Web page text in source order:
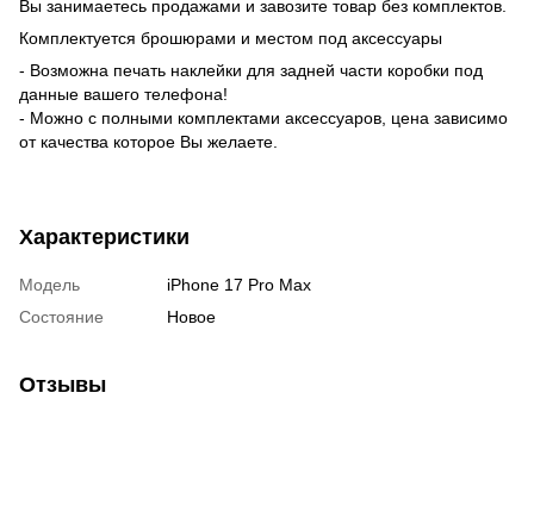
Вы занимаетесь продажами и завозите товар без комплектов.
Комплектуется брошюрами и местом под аксессуары
- Возможна печать наклейки для задней части коробки под
данные вашего телефона!
- Можно с полными комплектами аксессуаров, цена зависимо
от качества которое Вы желаете.
Характеристики
Модель
iPhone 17 Pro Max
Состояние
Новое
Отзывы